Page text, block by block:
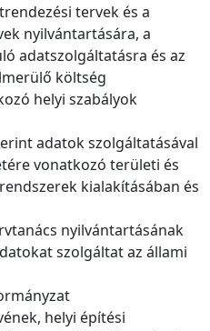
tervek és a
nyilvántartására, a
adatszolgáltatásra és az
költség
helyi szabályok
adatok szolgáltatásával
vonatkozó területi és
kialakításában és
nyilvántartásának
szolgáltat az állami
helyi építési